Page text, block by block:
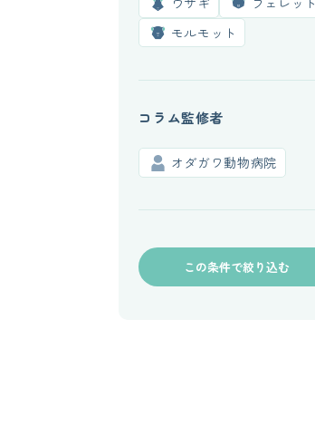
モルモット
コラム監修者
オダガワ動物病院
この条件で絞り込む